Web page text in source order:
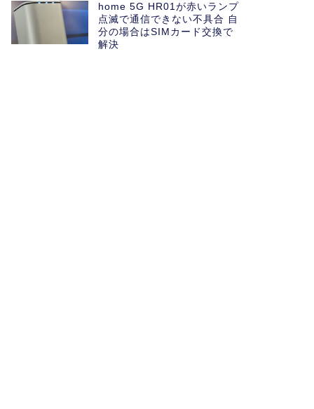
home 5G HR01が赤いランプ
点滅で通信できない不具合 自
分の場合はSIMカード交換で
解決